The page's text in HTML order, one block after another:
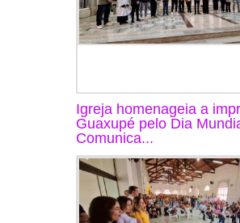
Igreja homenageia a
Guaxupé pelo Dia
Comunica...